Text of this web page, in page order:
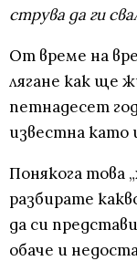
струва да ги
От време на
лягане как ще
петнадесет
известна като
Понякога това
разбирате
да си
обаче и